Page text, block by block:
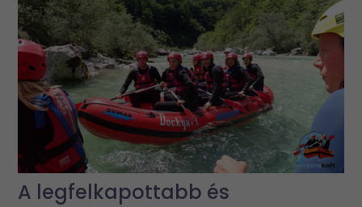
A legfelkapottabb és